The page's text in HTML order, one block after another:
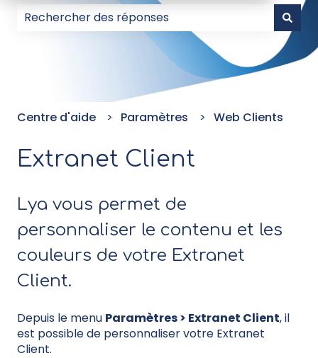
Il n'y a aucune suggestion car le champ de
Centre d'aide Paramètres Web Clients
Extranet Client
Lya vous permet de
personnaliser le contenu et les
couleurs de votre Extranet
Client.
Depuis le menu Paramètres > Extranet Client, il
est possible de personnaliser votre Extranet
Client.